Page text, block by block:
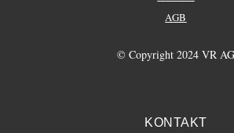
AGB
© Copyright 2024 VR AG
KONTAKT